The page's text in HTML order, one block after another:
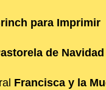
para Imprimir
de Navidad
Francisca y la